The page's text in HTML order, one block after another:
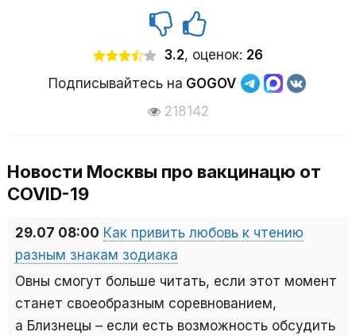
3.2, оценок: 26
Подписывайтесь на GOGOV
218142
Новости Москвы про вакцинацю от
COVID-19
29.07 08:00 Как привить любовь к чтению
разным знакам зодиака
Овны смогут больше читать, если этот момент
станет своеобразным соревнованием,
а Близнецы – если есть возможность обсудить